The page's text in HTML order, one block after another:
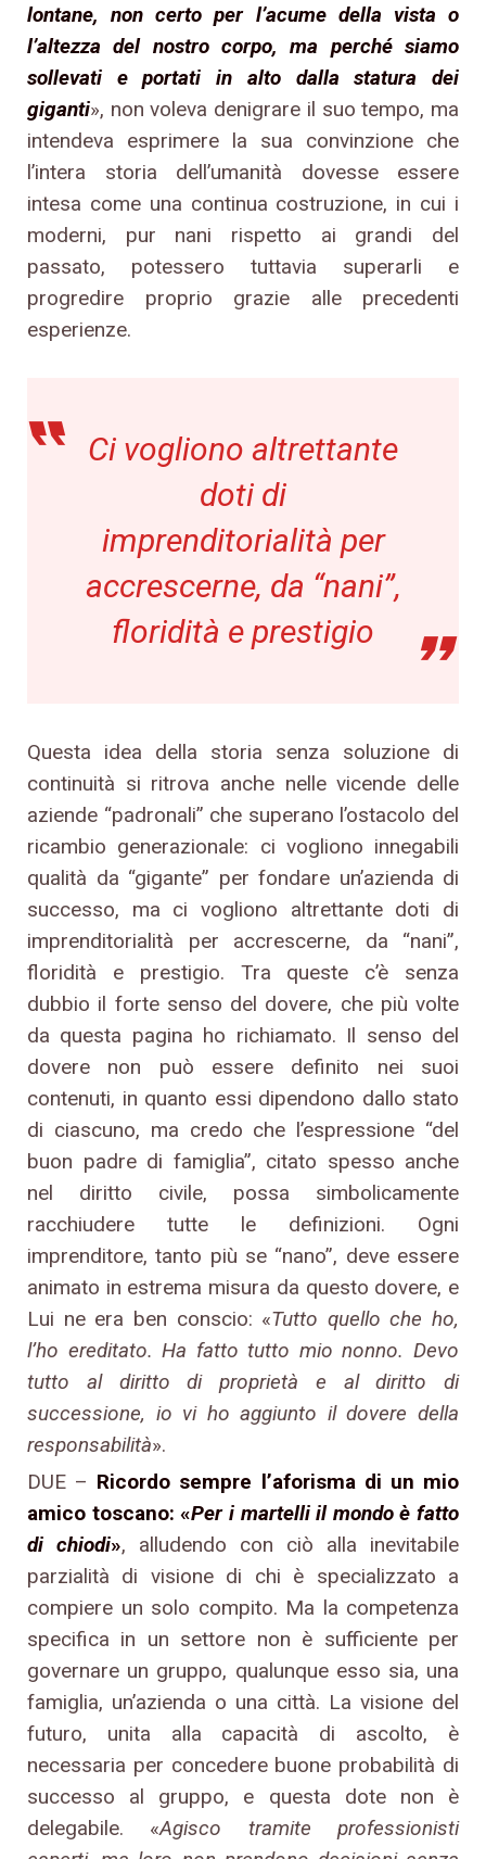
lontane, non certo per l’acume della vista o
l’altezza del nostro corpo, ma perché siamo
sollevati e portati in alto dalla statura dei
giganti», non voleva denigrare il suo tempo, ma
intendeva esprimere la sua convinzione che
l’intera storia dell’umanità dovesse essere
intesa come una continua costruzione, in cui i
moderni, pur nani rispetto ai grandi del
passato, potessero tuttavia superarli e
progredire proprio grazie alle precedenti
esperienze.
Ci vogliono altrettante
doti di
imprenditorialità per
accrescerne, da “nani”,
floridità e prestigio
Questa idea della storia senza soluzione di
continuità si ritrova anche nelle vicende delle
aziende “padronali” che superano l’ostacolo del
ricambio generazionale: ci vogliono innegabili
qualità da “gigante” per fondare un’azienda di
successo, ma ci vogliono altrettante doti di
imprenditorialità per accrescerne, da “nani”,
floridità e prestigio. Tra queste c’è senza
dubbio il forte senso del dovere, che più volte
da questa pagina ho richiamato. Il senso del
dovere non può essere definito nei suoi
contenuti, in quanto essi dipendono dallo stato
di ciascuno, ma credo che l’espressione “del
buon padre di famiglia”, citato spesso anche
nel diritto civile, possa simbolicamente
racchiudere tutte le definizioni. Ogni
imprenditore, tanto più se “nano”, deve essere
animato in estrema misura da questo dovere, e
Lui ne era ben conscio: «Tutto quello che ho,
l’ho ereditato. Ha fatto tutto mio nonno. Devo
tutto al diritto di proprietà e al diritto di
successione, io vi ho aggiunto il dovere della
responsabilità».
DUE – Ricordo sempre l’aforisma di un mio
amico toscano: «Per i martelli il mondo è fatto
di chiodi», alludendo con ciò alla inevitabile
parzialità di visione di chi è specializzato a
compiere un solo compito. Ma la competenza
specifica in un settore non è sufficiente per
governare un gruppo, qualunque esso sia, una
famiglia, un’azienda o una città. La visione del
futuro, unita alla capacità di ascolto, è
necessaria per concedere buone probabilità di
successo al gruppo, e questa dote non è
delegabile. «Agisco tramite professionisti